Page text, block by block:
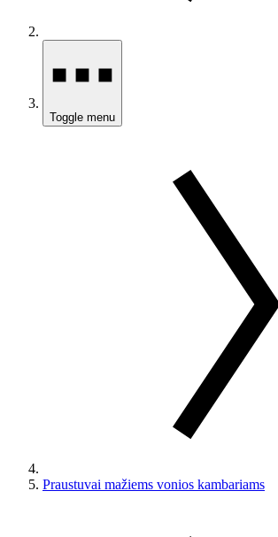
Toggle menu
Praustuvai mažiems vonios kambariams